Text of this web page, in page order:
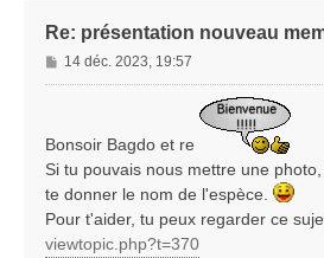
Re: présentation nouveau
M
e
a
g
e
14 déc. 2023, 19:57
Bonsoir Bagdo et re
Si tu pouvais nous mettre une
te donner le nom de l'espèce.
Pour t'aider, tu peux regarder ce
viewtopic.php?t=370